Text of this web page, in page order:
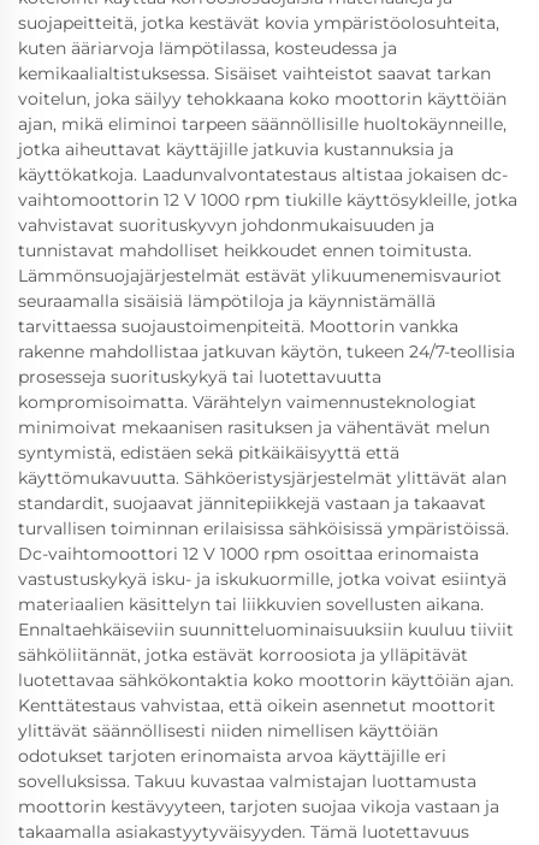
suojapeitteitä, jotka kestävät kovia ympäristöolosuhteita,
kuten ääriarvoja lämpötilassa, kosteudessa ja
kemikaalialtistuksessa. Sisäiset vaihteistot saavat tarkan
voitelun, joka säilyy tehokkaana koko moottorin käyttöiän
ajan, mikä eliminoi tarpeen säännöllisille huoltokäynneille,
jotka aiheuttavat käyttäjille jatkuvia kustannuksia ja
käyttökatkoja. Laadunvalvontatestaus altistaa jokaisen dc-
vaihtomoottorin 12 V 1000 rpm tiukille käyttösykleille, jotka
vahvistavat suorituskyvyn johdonmukaisuuden ja
tunnistavat mahdolliset heikkoudet ennen toimitusta.
Lämmönsuojajärjestelmät estävät ylikuumenemisvauriot
seuraamalla sisäisiä lämpötiloja ja käynnistämällä
tarvittaessa suojaustoimenpiteitä. Moottorin vankka
rakenne mahdollistaa jatkuvan käytön, tukeen 24/7-teollisia
prosesseja suorituskykyä tai luotettavuutta
kompromisoimatta. Värähtelyn vaimennusteknologiat
minimoivat mekaanisen rasituksen ja vähentävät melun
syntymistä, edistäen sekä pitkäikäisyyttä että
käyttömukavuutta. Sähköeristysjärjestelmät ylittävät alan
standardit, suojaavat jännitepiikkejä vastaan ja takaavat
turvallisen toiminnan erilaisissa sähköisissä ympäristöissä.
Dc-vaihtomoottori 12 V 1000 rpm osoittaa erinomaista
vastustuskykyä isku- ja iskukuormille, jotka voivat esiintyä
materiaalien käsittelyn tai liikkuvien sovellusten aikana.
Ennaltaehkäiseviin suunnitteluominaisuuksiin kuuluu tiiviit
sähköliitännät, jotka estävät korroosiota ja ylläpitävät
luotettavaa sähkökontaktia koko moottorin käyttöiän ajan.
Kenttätestaus vahvistaa, että oikein asennetut moottorit
ylittävät säännöllisesti niiden nimellisen käyttöiän
odotukset tarjoten erinomaista arvoa käyttäjille eri
sovelluksissa. Takuu kuvastaa valmistajan luottamusta
moottorin kestävyyteen, tarjoten suojaa vikoja vastaan ja
takaamalla asiakastyytyväisyyden. Tämä luotettavuus